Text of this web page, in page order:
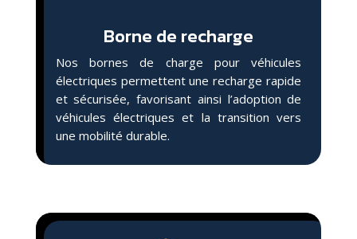
Borne de recharge
Nos bornes de charge pour véhicules
électriques permettent une recharge rapide
et sécurisée, favorisant ainsi l’adoption de
véhicules électriques et la transition vers
une mobilité durable.